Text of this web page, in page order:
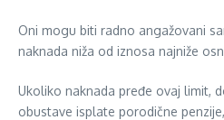
Oni mogu biti radno angažovani
naknada niža od iznosa najniže
Ukoliko naknada pređe ovaj limit,
obustave isplate porodične